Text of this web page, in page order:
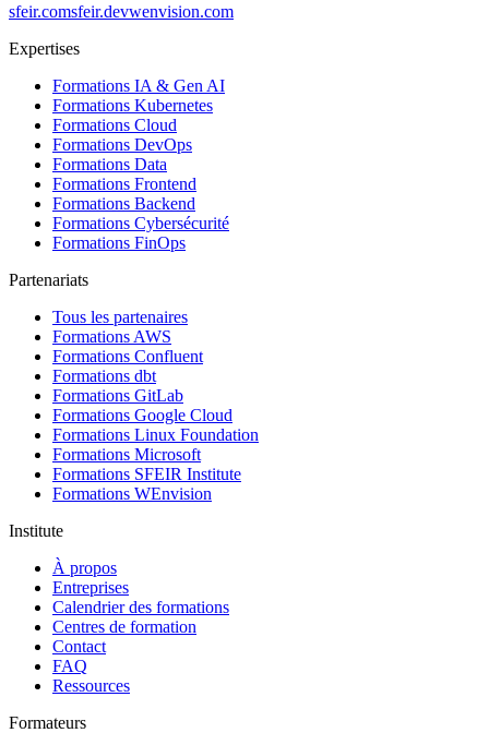
sfeir.comsfeir.devwenvision.com
Expertises
Formations IA & Gen AI
Formations Kubernetes
Formations Cloud
Formations DevOps
Formations Data
Formations Frontend
Formations Backend
Formations Cybersécurité
Formations FinOps
Partenariats
Tous les partenaires
Formations AWS
Formations Confluent
Formations dbt
Formations GitLab
Formations Google Cloud
Formations Linux Foundation
Formations Microsoft
Formations SFEIR Institute
Formations WEnvision
Institute
À propos
Entreprises
Calendrier des formations
Centres de formation
Contact
FAQ
Ressources
Formateurs